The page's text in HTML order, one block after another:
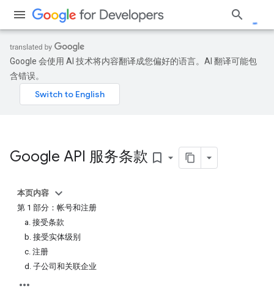
Google 会使用 AI 技术将内容翻译成您偏好的语言。AI 翻译可能包
含错误。
Google API 服务条款 bookmark_border
本页内容
第 1 部分：帐号和注册
a. 接受条款
b. 接受实体级别
c. 注册
d. 子公司和关联企业